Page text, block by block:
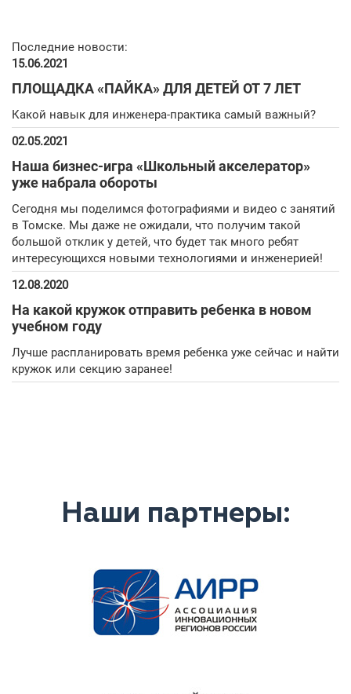
Последние новости:
15.06.2021
ПЛОЩАДКА «ПАЙКА» ДЛЯ ДЕТЕЙ ОТ 7 ЛЕТ
Какой навык для инженера-практика самый важный?
02.05.2021
Наша бизнес-игра «Школьный акселератор»
уже набрала обороты
Сегодня мы поделимся фотографиями и видео с занятий
в Томске. Мы даже не ожидали, что получим такой
большой отклик у детей, что будет так много ребят
интересующихся новыми технологиями и инженерией!
12.08.2020
На какой кружок отправить ребенка в новом
учебном году
Лучше распланировать время ребенка уже сейчас и найти
кружок или секцию заранее!
Наши партнеры: